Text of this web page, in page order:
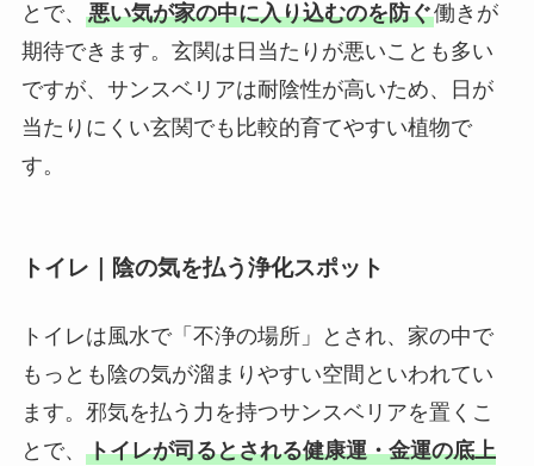
とで、 悪い気が家の中に入り込むのを防ぐ働きが
期待できます。玄関は日当たりが悪いことも多い
ですが、サンスベリアは耐陰性が高いため、日が
当たりにくい玄関でも比較的育てやすい植物で
す。
トイレ｜陰の気を払う浄化スポット
トイレは風水で「不浄の場所」とされ、家の中で
もっとも陰の気が溜まりやすい空間といわれてい
ます。邪気を払う力を持つサンスベリアを置くこ
とで、 トイレが司るとされる健康運・金運の底上